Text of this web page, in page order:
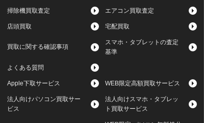
掃除機買取査定 エアコン買取査定
店頭買取 宅配買取
買取に関する確認事項
スマホ・タブレットの査定
基準
よくある質問
Apple下取サービス WEB限定高額買取サービス
法人向けパソコン買取サー
ビス
法人向けスマホ・タブレッ
ト買取サービス